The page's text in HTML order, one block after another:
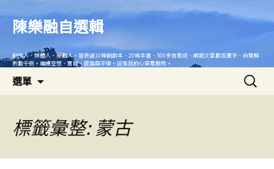
內
陳樂融自選輯
創作人、媒體人、策劃人。發表過10幾齣劇本、20幾本書、500多首歌詞、網路文章數百萬字、命盤解
析數千例。繼續空想、實踐、感傷與平復。這是我的心靈集散地。
選單
搜
尋
標籤彙整: 蒙古